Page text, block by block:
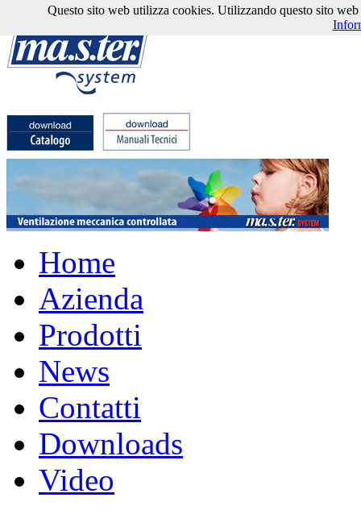
Home
Azienda
Prodotti
News
Contatti
Downloads
Video
Questo sito web utilizza cookies. Utilizzando questo sito